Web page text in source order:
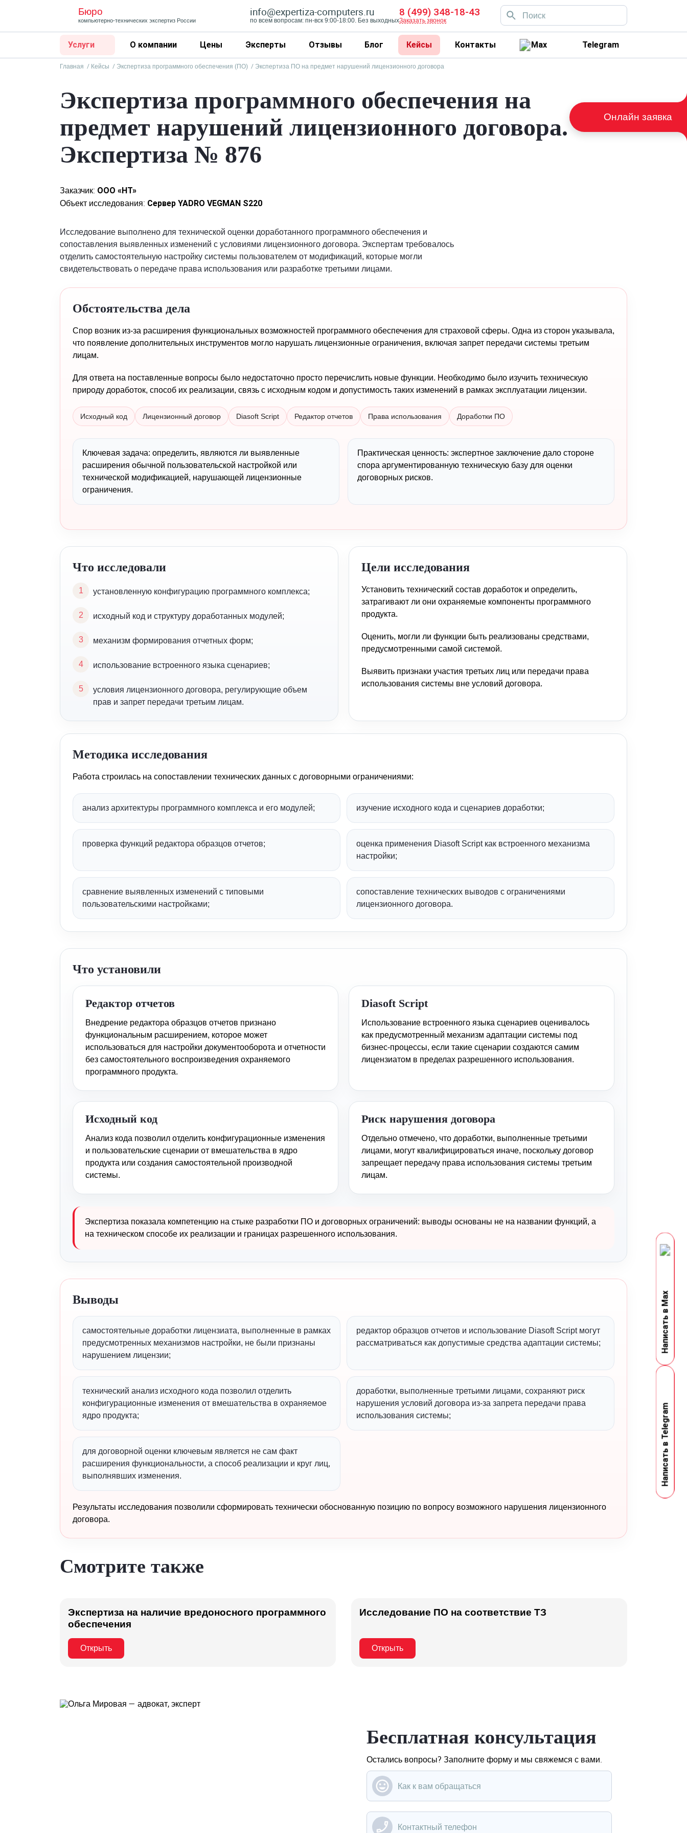
Онлайн заявка
Бюро
компьютерно-технических экспертиз России
info@expertiza-computers.ru
по всем вопросам: пн-вск 9:00-18:00. Без выходных
8 (499) 348-18-43
Заказать звонок
Поиск по сайту
Услуги О компании Цены Эксперты Отзывы Блог Кейсы Контакты
Главная Кейсы Экспертиза программного обеспечения (ПО) Экспертиза ПО на предмет нарушений лицензионного договора
Экспертиза программного обеспечения на
предмет нарушений лицензионного договора.
Экспертиза № 876
Заказчик: ООО «НТ»
Объект исследования: Сервер YADRO VEGMAN S220
Исследование выполнено для технической оценки доработанного программного обеспечения и
сопоставления выявленных изменений с условиями лицензионного договора. Экспертам требовалось
отделить самостоятельную настройку системы пользователем от модификаций, которые могли
свидетельствовать о передаче права использования или разработке третьими лицами.
Обстоятельства дела
Спор возник из-за расширения функциональных возможностей программного обеспечения для страховой сферы. Одна из сторон указывала,
что появление дополнительных инструментов могло нарушать лицензионные ограничения, включая запрет передачи системы третьим
лицам.
Для ответа на поставленные вопросы было недостаточно просто перечислить новые функции. Необходимо было изучить техническую
природу доработок, способ их реализации, связь с исходным кодом и допустимость таких изменений в рамках эксплуатации лицензии.
Исходный код Лицензионный договор Diasoft Script Редактор отчетов Права использования Доработки ПО
Ключевая задача: определить, являются ли выявленные
расширения обычной пользовательской настройкой или
технической модификацией, нарушающей лицензионные
ограничения.
Практическая ценность: экспертное заключение дало стороне
спора аргументированную техническую базу для оценки
договорных рисков.
Что исследовали
установленную конфигурацию программного комплекса;
исходный код и структуру доработанных модулей;
механизм формирования отчетных форм;
использование встроенного языка сценариев;
условия лицензионного договора, регулирующие объем
прав и запрет передачи третьим лицам.
Цели исследования
Установить технический состав доработок и определить,
затрагивают ли они охраняемые компоненты программного
продукта.
Оценить, могли ли функции быть реализованы средствами,
предусмотренными самой системой.
Выявить признаки участия третьих лиц или передачи права
использования системы вне условий договора.
Методика исследования
Работа строилась на сопоставлении технических данных с договорными ограничениями:
анализ архитектуры программного комплекса и его модулей; изучение исходного кода и сценариев доработки;
проверка функций редактора образцов отчетов;
оценка применения Diasoft Script как встроенного механизма
настройки;
сравнение выявленных изменений с типовыми
пользовательскими настройками;
сопоставление технических выводов с ограничениями
лицензионного договора.
Что установили
Редактор отчетов
Внедрение редактора образцов отчетов признано
функциональным расширением, которое может
использоваться для настройки документооборота и отчетности
без самостоятельного воспроизведения охраняемого
программного продукта.
Diasoft Script
Использование встроенного языка сценариев оценивалось
как предусмотренный механизм адаптации системы под
бизнес-процессы, если такие сценарии создаются самим
лицензиатом в пределах разрешенного использования.
Исходный код
Анализ кода позволил отделить конфигурационные изменения
и пользовательские сценарии от вмешательства в ядро
продукта или создания самостоятельной производной
системы.
Риск нарушения договора
Отдельно отмечено, что доработки, выполненные третьими
лицами, могут квалифицироваться иначе, поскольку договор
запрещает передачу права использования системы третьим
лицам.
Экспертиза показала компетенцию на стыке разработки ПО и договорных ограничений: выводы основаны не на названии функций, а
на техническом способе их реализации и границах разрешенного использования.
Выводы
самостоятельные доработки лицензиата, выполненные в рамках
предусмотренных механизмов настройки, не были признаны
нарушением лицензии;
редактор образцов отчетов и использование Diasoft Script могут
рассматриваться как допустимые средства адаптации системы;
технический анализ исходного кода позволил отделить
конфигурационные изменения от вмешательства в охраняемое
ядро продукта;
доработки, выполненные третьими лицами, сохраняют риск
нарушения условий договора из-за запрета передачи права
использования системы;
для договорной оценки ключевым является не сам факт
расширения функциональности, а способ реализации и круг лиц,
выполнявших изменения.
Результаты исследования позволили сформировать технически обоснованную позицию по вопросу возможного нарушения лицензионного
договора.
Смотрите также
Экспертиза на наличие вредоносного программного
обеспечения
Открыть
Исследование ПО на соответствие ТЗ
Открыть
Бесплатная консультация
Остались вопросы? ‌Заполните форму и мы свяжемся с вами.
Введите ваше имя
Написать в Max
Написать в Telegram